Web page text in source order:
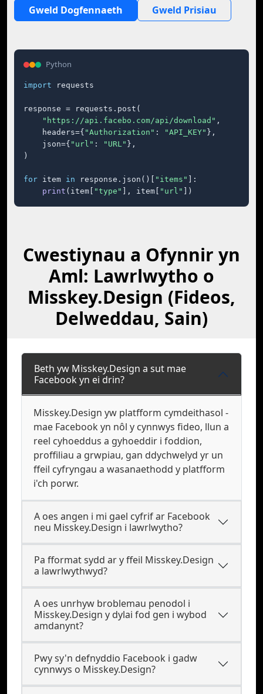
Gweld Dogfennaeth Gweld Prisiau
Python
import requests
response = requests.post(
"https://api.facebo.com/api/download" ,
    headers={
"Authorization" : "API_KEY" },
    json={
"url" : "URL" },
)
for item in response.json()[ "items"
]:
print (item[ "type" ], item[ "url" ])
Cwestiynau a Ofynnir yn
Aml: Lawrlwytho o
Misskey.Design (Fideos,
Delweddau, Sain)
Beth yw Misskey.Design a sut mae
Facebook yn ei drin?
Misskey.Design yw platfform cymdeithasol -
mae Facebook yn nôl y cynnwys fideo, llun a
reel cyhoeddus a gyhoeddir i foddion,
proffiliau a grwpiau, gan ddychwelyd yr un
ffeil cyfryngau a wasanaethodd y platfform
i'ch porwr.
A oes angen i mi gael cyfrif ar Facebook
neu Misskey.Design i lawrlwytho?
Pa fformat sydd ar y ffeil Misskey.Design
a lawrlwythwyd?
A oes unrhyw broblemau penodol i
Misskey.Design y dylai fod gen i wybod
amdanynt?
Pwy sy'n defnyddio Facebook i gadw
cynnwys o Misskey.Design?